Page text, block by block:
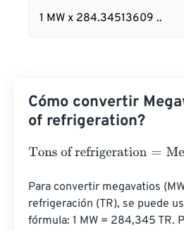
1 MW x 284.34513609 ..
Cómo convertir
of refrigeration?
Tons of refrigeration=
Para convertir megavatios
refrigeración (TR), se puede
fórmula: 1 MW = 284,345 TR.